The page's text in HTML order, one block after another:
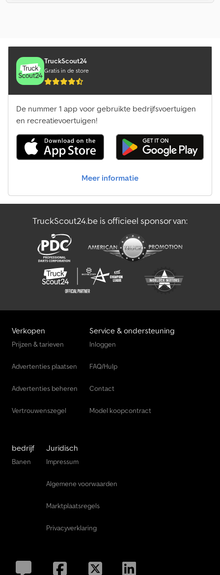
TruckScout24
Gratis in de store
De nummer 1 app voor gebruikte bedrijfsvoertuigen
en recreatievoertuigen!
Meer informatie
TruckScout24.be is officieel sponsor van:
Verkopen
Prijzen & tarieven
Advertenties plaatsen
Advertenties beheren
Vertrouwenszegel
Service & ondersteuning
Inloggen
FAQ/Hulp
Contact
Model koopcontract
bedrijf
Banen
Juridisch
Impressum
Algemene voorwaarden
Marktplaatsregels
Privacyverklaring